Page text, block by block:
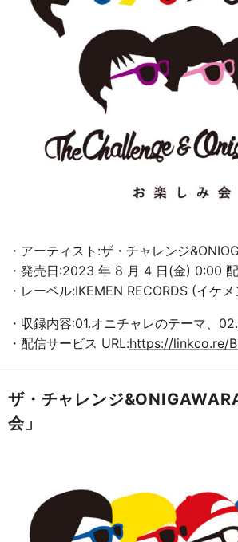
・アーティスト:ザ・チャレンジ
・発売日:2023 年 8 月 4 日(金) 0:00
・レーベル:IKEMEN RECORDS (イケ
・収録内容:01.オニチャレのテーマ、
・配信サービス URL:https://linkco.re/
ザ・チャレンジ
会」